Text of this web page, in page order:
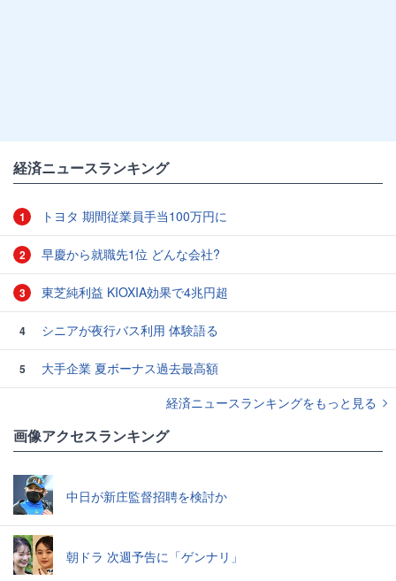
経済ニュースランキング
1 トヨタ 期間従業員手当100万円に
2 早慶から就職先1位 どんな会社?
3 東芝純利益 KIOXIA効果で4兆円超
4 シニアが夜行バス利用 体験語る
5
大手企業 夏ボーナス過去最高額
経済ニュースランキングをもっと見る
画像アクセスランキング
中日が新庄監督招聘を検討か
朝ドラ 次週予告に「ゲンナリ」